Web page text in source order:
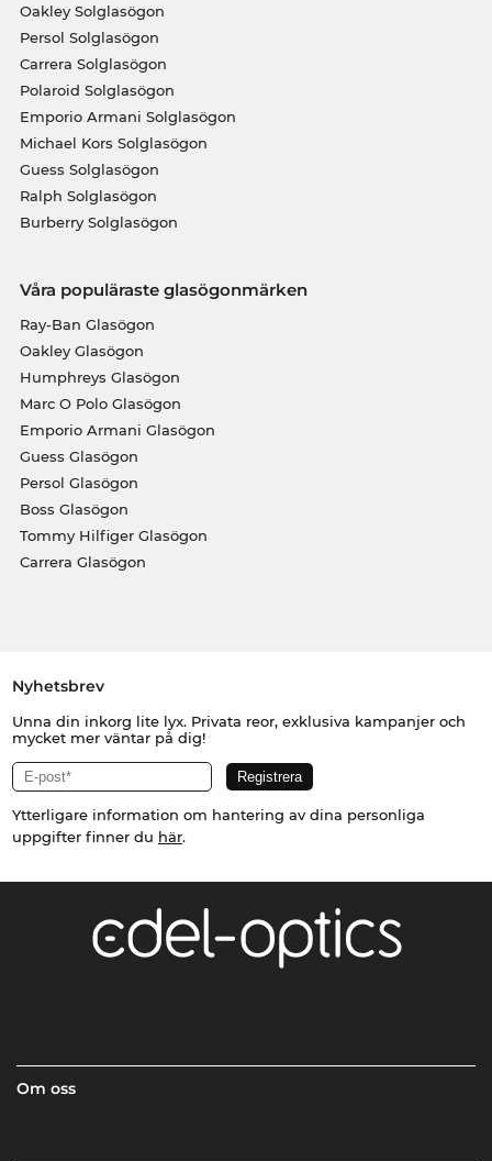
Oakley Solglasögon
Persol Solglasögon
Carrera Solglasögon
Polaroid Solglasögon
Emporio Armani Solglasögon
Michael Kors Solglasögon
Guess Solglasögon
Ralph Solglasögon
Burberry Solglasögon
Våra populäraste glasögonmärken
Ray-Ban Glasögon
Oakley Glasögon
Humphreys Glasögon
Marc O Polo Glasögon
Emporio Armani Glasögon
Guess Glasögon
Persol Glasögon
Boss Glasögon
Tommy Hilfiger Glasögon
Carrera Glasögon
Nyhetsbrev
Unna din inkorg lite lyx. Privata reor, exklusiva kampanjer och
mycket mer väntar på dig!
Ytterligare information om hantering av dina personliga
uppgifter finner du här.
Om oss